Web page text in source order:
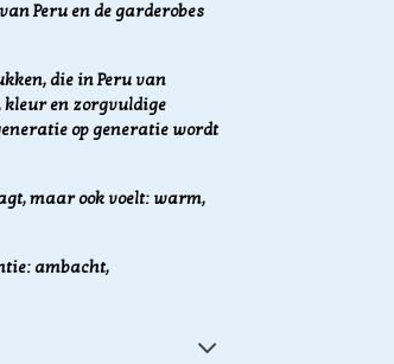
Peru en de garderobes
die in Peru van
kleur en zorgvuldige
op generatie wordt
maar ook voelt: warm,
ambacht,